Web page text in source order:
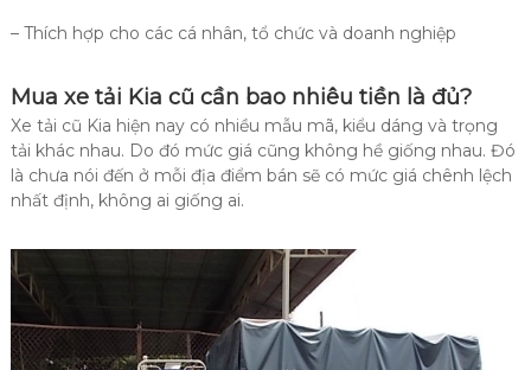
– Thích hợp cho các cá nhân, tổ chức và doanh nghiệp
Mua xe tải Kia cũ cần bao nhiêu tiền là đủ?
Xe tải cũ Kia hiện nay có nhiều mẫu mã, kiểu dáng và trọng
tải khác nhau. Do đó mức giá cũng không hề giống nhau. Đó
là chưa nói đến ở mỗi địa điểm bán sẽ có mức giá chênh lệch
nhất định, không ai giống ai.